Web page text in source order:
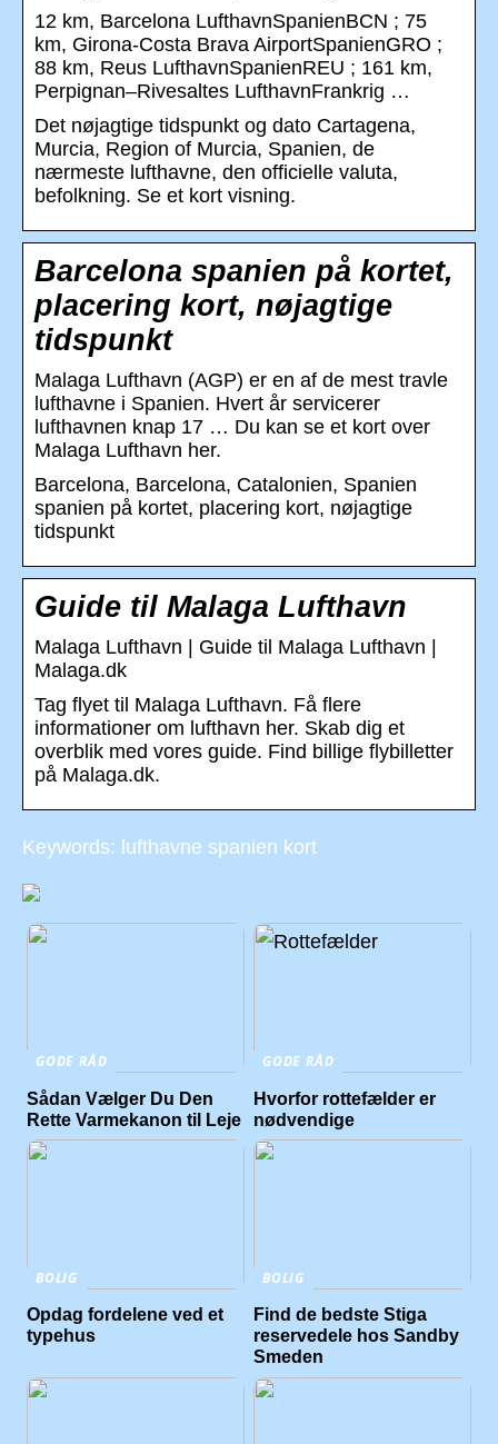
12 km, Barcelona LufthavnSpanienBCN ; 75
km, Girona-Costa Brava AirportSpanienGRO ;
88 km, Reus LufthavnSpanienREU ; 161 km,
Perpignan–Rivesaltes LufthavnFrankrig …
Det nøjagtige tidspunkt og dato Cartagena,
Murcia, Region of Murcia, Spanien, de
nærmeste lufthavne, den officielle valuta,
befolkning. Se et kort visning.
Barcelona spanien på kortet,
placering kort, nøjagtige
tidspunkt
Malaga Lufthavn (AGP) er en af de mest travle
lufthavne i Spanien. Hvert år servicerer
lufthavnen knap 17 … Du kan se et kort over
Malaga Lufthavn her.
Barcelona, Barcelona, Catalonien, Spanien
spanien på kortet, placering kort, nøjagtige
tidspunkt
Guide til Malaga Lufthavn
Malaga Lufthavn | Guide til Malaga Lufthavn |
Malaga.dk
Tag flyet til Malaga Lufthavn. Få flere
informationer om lufthavn her. Skab dig et
overblik med vores guide. Find billige flybilletter
på Malaga.dk.
Keywords: lufthavne spanien kort
GODE RÅD
Sådan Vælger Du Den
Rette Varmekanon til Leje
GODE RÅD
Hvorfor rottefælder er
nødvendige
BOLIG
Opdag fordelene ved et
typehus
BOLIG
Find de bedste Stiga
reservedele hos Sandby
Smeden